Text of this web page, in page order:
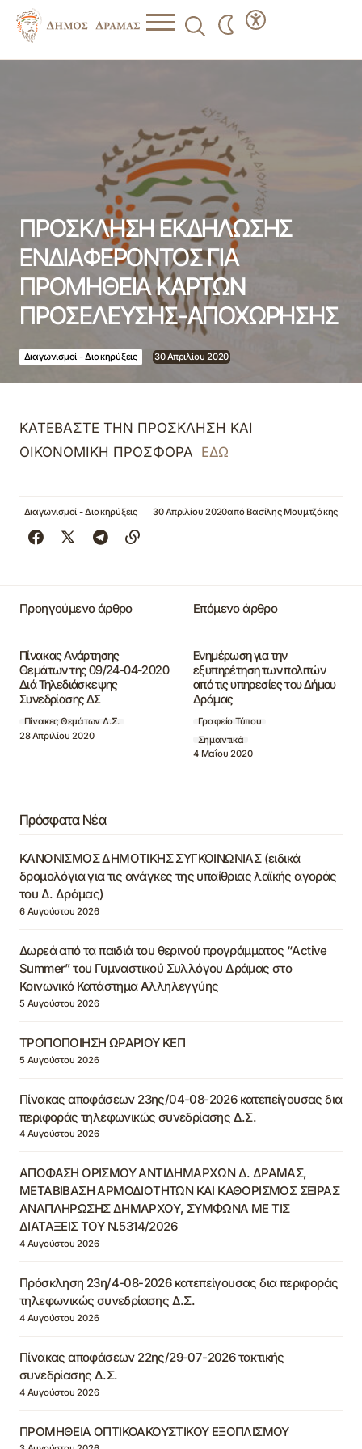
ΠΡΟΣΚΛΗΣΗ ΕΚΔΗΛΩΣΗΣ
ΕΝΔΙΑΦΕΡΟΝΤΟΣ ΓΙΑ
ΠΡΟΜΗΘΕΙΑ ΚΑΡΤΩΝ
ΠΡΟΣΕΛΕΥΣΗΣ-ΑΠΟΧΩΡΗΣΗΣ
Διαγωνισμοί - Διακηρύξεις 30 Απριλίου 2020
ΚΑΤΕΒΑΣΤΕ ΤΗΝ ΠΡΟΣΚΛΗΣΗ ΚΑΙ
ΟΙΚΟΝΟΜΙΚΗ ΠΡΟΣΦΟΡΑ ΕΔΩ
Διαγωνισμοί - Διακηρύξεις 30 Απριλίου 2020από Βασίλης Μουμτζάκης
Προηγούμενο άρθρο
Πίνακας Ανάρτησης
Θεμάτων της 09/24-04-2020
Διά Τηλεδιάσκεψης
Συνεδρίασης ΔΣ
Πίνακες Θεμάτων Δ.Σ.
28 Απριλίου 2020
Επόμενο άρθρο
Ενημέρωση για την
εξυπηρέτηση των πολιτών
από τις υπηρεσίες του Δήμου
Δράμας
Γραφείο Τύπου
Σημαντικά
4 Μαΐου 2020
Πρόσφατα Νέα
ΚΑΝΟΝΙΣΜΟΣ ΔΗΜΟΤΙΚΗΣ ΣΥΓΚΟΙΝΩΝΙΑΣ (ειδικά
δρομολόγια για τις ανάγκες της υπαίθριας λαϊκής αγοράς
του Δ. Δράμας)
6 Αυγούστου 2026
Δωρεά από τα παιδιά του θερινού προγράμματος “Active
Summer” του Γυμναστικού Συλλόγου Δράμας στο
Κοινωνικό Κατάστημα Αλληλεγγύης
5 Αυγούστου 2026
ΤΡΟΠΟΠΟΙΗΣΗ ΩΡΑΡΙΟΥ ΚΕΠ
5 Αυγούστου 2026
Πίνακας αποφάσεων 23ης/04-08-2026 κατεπείγουσας δια
περιφοράς τηλεφωνικώς συνεδρίασης Δ.Σ.
4 Αυγούστου 2026
ΑΠΟΦΑΣΗ ΟΡΙΣΜΟΥ ΑΝΤΙΔΗΜΑΡΧΩΝ Δ. ΔΡΑΜΑΣ,
ΜΕΤΑΒΙΒΑΣΗ ΑΡΜΟΔΙΟΤΗΤΩΝ ΚΑΙ ΚΑΘΟΡΙΣΜΟΣ ΣΕΙΡΑΣ
ΑΝΑΠΛΗΡΩΣΗΣ ΔΗΜΑΡΧΟΥ, ΣΥΜΦΩΝΑ ΜΕ ΤΙΣ
ΔΙΑΤΑΞΕΙΣ ΤΟΥ Ν.5314/2026
4 Αυγούστου 2026
Πρόσκληση 23η/4-08-2026 κατεπείγουσας δια περιφοράς
τηλεφωνικώς συνεδρίασης Δ.Σ.
4 Αυγούστου 2026
Πίνακας αποφάσεων 22ης/29-07-2026 τακτικής
συνεδρίασης Δ.Σ.
4 Αυγούστου 2026
ΠΡΟΜΗΘΕΙΑ ΟΠΤΙΚΟΑΚΟΥΣΤΙΚΟΥ ΕΞΟΠΛΙΣΜΟΥ